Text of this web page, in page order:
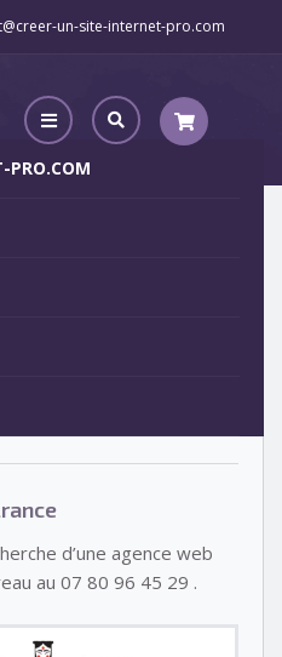
un-site-internet-pro.com
PRO.COM
Alrance
29€
d’une agence web
au 07 80 96 45 29 .